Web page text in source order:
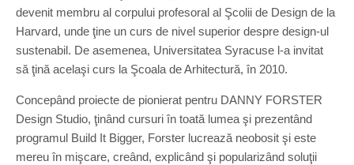
devenit membru al corpului profesoral al Şcolii de Design de la
Harvard, unde ţine un curs de nivel superior despre design-ul
sustenabil. De asemenea, Universitatea Syracuse l-a invitat
să ţină acelaşi curs la Şcoala de Arhitectură, în 2010.
Concepând proiecte de pionierat pentru DANNY FORSTER
Design Studio, ţinând cursuri în toată lumea şi prezentând
programul Build It Bigger, Forster lucrează neobosit şi este
mereu în mişcare, creând, explicând şi popularizând soluţii